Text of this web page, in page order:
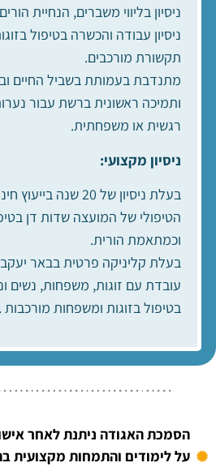
ניסיון בליווי משברים, הנחיית
ניסיון עבודה והכשרה בטיפול
תקשורת מורכבים.
מתנדבת בעמותת בשביל החיים
ותמיכה ראשונית ברשת עבור
רגשית או משפחתית.
ניסיון מקצועי:
בעלת ניסיון של 20
הטיפולי של המועצה שדות דן
וכמתאמת הורית.
בעלת קליניקה פרטית בבאר
עובדת עם זוגות, משפחות, נשים
בטיפול בזוגות ומשפחות מורכבות .
הסמכת האגודה ניתנת לאחר
על לימודים והתמחות מקצועית